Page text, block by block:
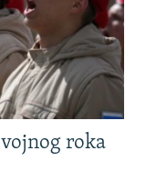
vojnog roka